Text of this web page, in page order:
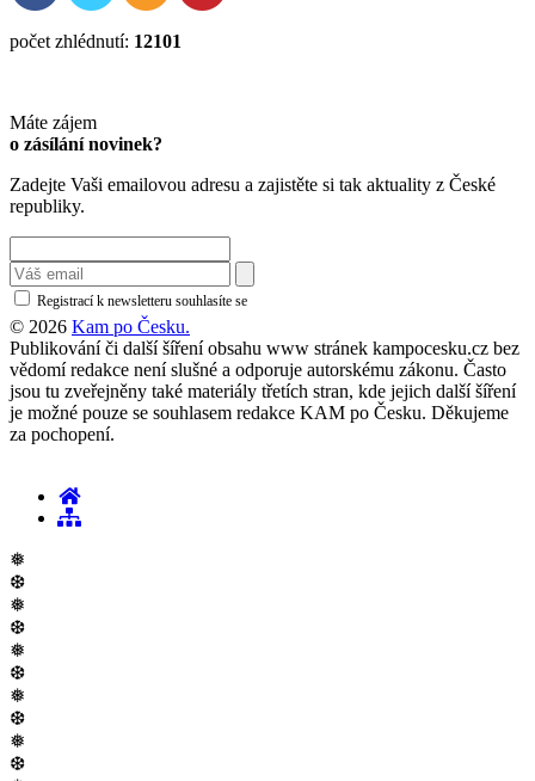
počet zhlédnutí: 12101
Máte zájem
o zásílání novinek?
Zadejte Vaši emailovou adresu a zajistěte si tak aktuality z České
republiky.
Registrací k newsletteru souhlasíte se
© 2026 Kam po Česku.
Publikování či další šíření obsahu www stránek kampocesku.cz bez
vědomí redakce není slušné a odporuje autorskému zákonu. Často
jsou tu zveřejněny také materiály třetích stran, kde jejich další šíření
je možné pouze se souhlasem redakce KAM po Česku. Děkujeme
za pochopení.
❅
❆
❅
❆
❅
❆
❅
❆
❅
❆